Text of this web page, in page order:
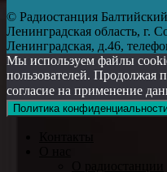
© Радиостанция
Ленинградская область, г.
Ленинградская, д.46,
Мы используем файлы
пользователей. Продолжая
согласие на применение
Политика